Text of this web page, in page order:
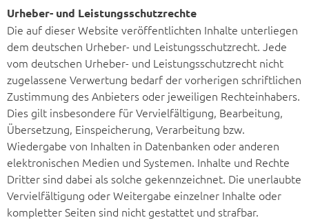
Urheber- und Leistungsschutzrechte
Die auf dieser Website veröffentlichten Inhalte unterliegen
dem deutschen Urheber- und Leistungsschutzrecht. Jede
vom deutschen Urheber- und Leistungsschutzrecht nicht
zugelassene Verwertung bedarf der vorherigen schriftlichen
Zustimmung des Anbieters oder jeweiligen Rechteinhabers.
Dies gilt insbesondere für Vervielfältigung, Bearbeitung,
Übersetzung, Einspeicherung, Verarbeitung bzw.
Wiedergabe von Inhalten in Datenbanken oder anderen
elektronischen Medien und Systemen. Inhalte und Rechte
Dritter sind dabei als solche gekennzeichnet. Die unerlaubte
Vervielfältigung oder Weitergabe einzelner Inhalte oder
kompletter Seiten sind nicht gestattet und strafbar.